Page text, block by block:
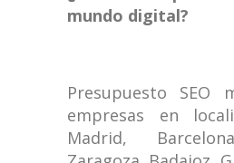
mundo digital?
Presupuesto SEO
empresas en
Madrid,